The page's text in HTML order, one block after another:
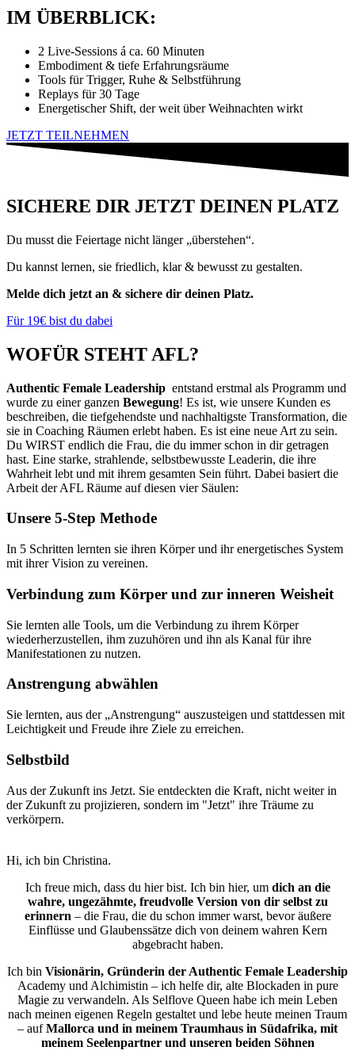
IM ÜBERBLICK:
2 Live-Sessions á ca. 60 Minuten
Embodiment & tiefe Erfahrungsräume
Tools für Trigger, Ruhe & Selbstführung
Replays für 30 Tage
Energetischer Shift, der weit über Weihnachten wirkt
JETZT TEILNEHMEN
SICHERE DIR JETZT DEINEN PLATZ
Du musst die Feiertage nicht länger „überstehen“.
Du kannst lernen, sie friedlich, klar & bewusst zu gestalten.
Melde dich jetzt an & sichere dir deinen Platz.
Für 19€ bist du dabei
WOFÜR STEHT AFL?
Authentic Female Leadership entstand erstmal als Programm und
wurde zu einer ganzen Bewegung! Es ist, wie unsere Kunden es
beschreiben, die tiefgehendste und nachhaltigste Transformation, die
sie in Coaching Räumen erlebt haben. Es ist eine neue Art zu sein.
Du WIRST endlich die Frau, die du immer schon in dir getragen
hast. Eine starke, strahlende, selbstbewusste Leaderin, die ihre
Wahrheit lebt und mit ihrem gesamten Sein führt. Dabei basiert die
Arbeit der AFL Räume auf diesen vier Säulen:
Unsere 5-Step Methode
In 5 Schritten lernten sie ihren Körper und ihr energetisches System
mit ihrer Vision zu vereinen.
Verbindung zum Körper und zur inneren Weisheit
Sie lernten alle Tools, um die Verbindung zu ihrem Körper
wiederherzustellen, ihm zuzuhören und ihn als Kanal für ihre
Manifestationen zu nutzen.
Anstrengung abwählen
Sie lernten, aus der „Anstrengung“ auszusteigen und stattdessen mit
Leichtigkeit und Freude ihre Ziele zu erreichen.
Selbstbild
Aus der Zukunft ins Jetzt. Sie entdeckten die Kraft, nicht weiter in
der Zukunft zu projizieren, sondern im "Jetzt" ihre Träume zu
verkörpern.
Hi, ich bin Christina.
Ich freue mich, dass du hier bist. Ich bin hier, um dich an die
wahre, ungezähmte, freudvolle Version von dir selbst zu
erinnern – die Frau, die du schon immer warst, bevor äußere
Einflüsse und Glaubenssätze dich von deinem wahren Kern
abgebracht haben.
Ich bin Visionärin, Gründerin der Authentic Female Leadership
Academy und Alchimistin – ich helfe dir, alte Blockaden in pure
Magie zu verwandeln. Als Selflove Queen habe ich mein Leben
nach meinen eigenen Regeln gestaltet und lebe heute meinen Traum
– aufMallorca und in meinem Traumhaus in Südafrika, mit
meinem Seelenpartner und unseren beiden Söhnen